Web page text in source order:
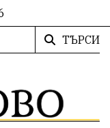
ТЪРСИ